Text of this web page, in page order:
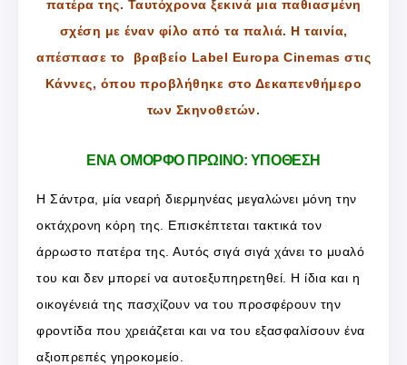
πατέρα της. Ταυτόχρονα ξεκινά μια παθιασμένη
σχέση με έναν φίλο από τα παλιά. Η ταινία,
απέσπασε το βραβείο Label Europa Cinemas στις
Κάννες, όπου προβλήθηκε στο Δεκαπενθήμερο
των Σκηνοθετών.
ΕΝΑ ΟΜΟΡΦΟ ΠΡΩΙΝΟ: ΥΠΟΘΕΣΗ
Η Σάντρα, μία νεαρή διερμηνέας μεγαλώνει μόνη την
οκτάχρονη κόρη της. Επισκέπτεται τακτικά τον
άρρωστο πατέρα της. Αυτός σιγά σιγά χάνει το μυαλό
του και δεν μπορεί να αυτοεξυπηρετηθεί. Η ίδια και η
οικογένειά της πασχίζουν να του προσφέρουν την
φροντίδα που χρειάζεται και να του εξασφαλίσουν ένα
αξιοπρεπές γηροκομείο.